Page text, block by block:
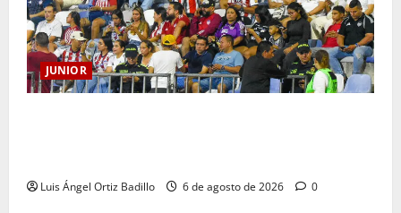
JUNIOR
Luis Ángel Ortiz Badillo 6 de agosto de 2026 0